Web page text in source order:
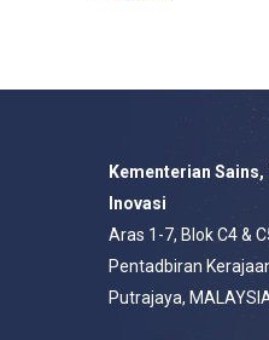
Kementerian
Inovasi
Aras 1-7, Blok C4 &
Pentadbiran
Putrajaya,